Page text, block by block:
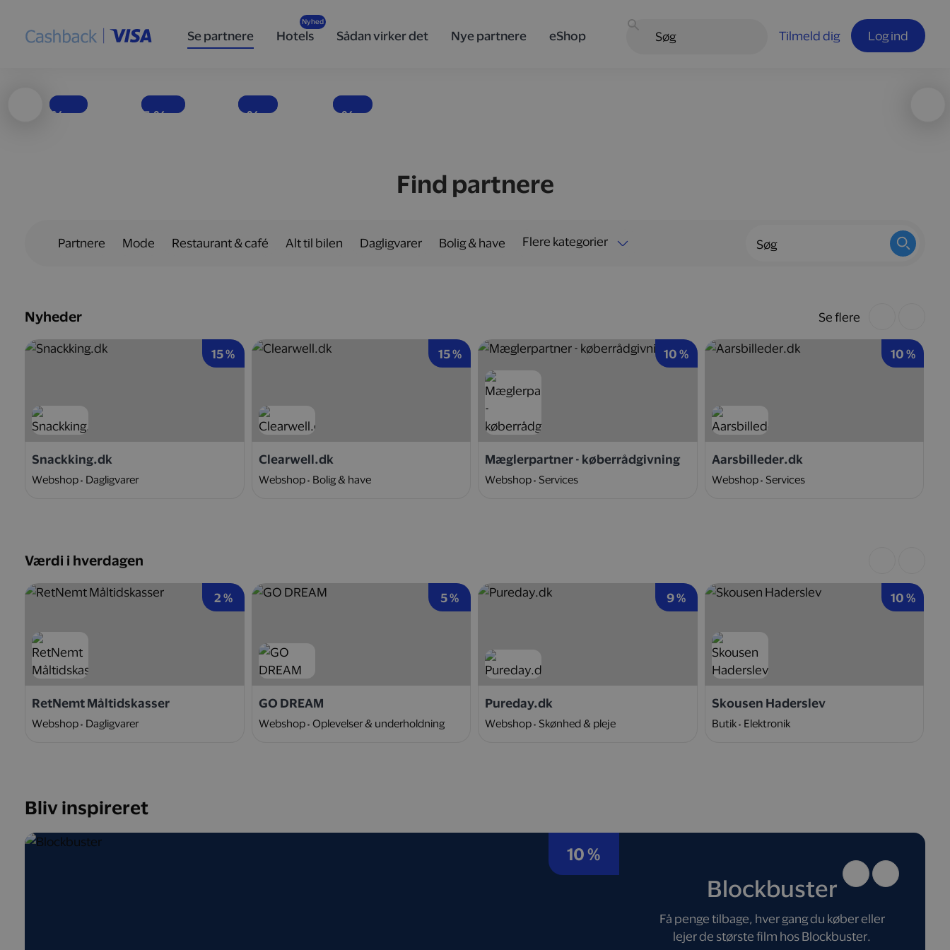
Se partnere Hotels Sådan virker det Nye partnere eShop Tilmeld dig Log ind
1 %
ydeevne
og god
15 %
velsmag
med færre
10 %
specialøl
for enhver
10 %
og design
Find partnere
Partnere Mode Restaurant & café Alt til bilen Dagligvarer Bolig & have Flere kategorier
Nyheder
15 %
Snackking.dk
Webshop Dagligvarer
15 %
Clearwell.dk
Webshop Bolig & have
10 %
Mæglerpartner - køberrådgivning
Webshop Services
10 %
Aarsbilleder.dk
Webshop Services
Se flere
Værdi i hverdagen
2 %
RetNemt Måltidskasser
Webshop Dagligvarer
5 %
GO DREAM
Webshop Oplevelser & underholdning
9 %
Pureday.dk
Webshop Skønhed & pleje
10 %
Skousen Haderslev
Butik Elektronik
Bliv inspireret
10 %
Blockbuster
Få penge tilbage, hver gang du køber eller
lejer de største film hos Blockbuster.